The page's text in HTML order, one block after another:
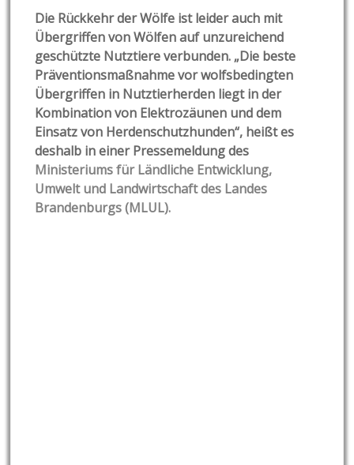
Die Rückkehr der Wölfe ist leider auch mit
Übergriffen von Wölfen auf unzureichend
geschützte Nutztiere verbunden. „Die beste
Präventionsmaßnahme vor wolfsbedingten
Übergriffen in Nutztierherden liegt in der
Kombination von Elektrozäunen und dem
Einsatz von Herdenschutzhunden“, heißt es
deshalb in einer Pressemeldung des
Ministeriums für Ländliche Entwicklung,
Umwelt und Landwirtschaft des Landes
Brandenburgs (MLUL).